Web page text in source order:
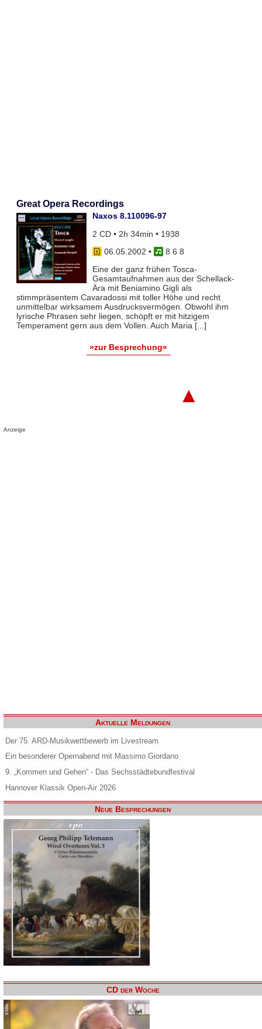
Great Opera Recordings
Naxos 8.110096-97
2 CD • 2h 34min • 1938
06.05.2002 •
8 6 8
Eine der ganz frühen Tosca-
Gesamtaufnahmen aus der Schellack-
Ära mit Beniamino Gigli als
stimmpräsentem Cavaradossi mit toller Höhe und recht
unmittelbar wirksamem Ausdrucksvermögen. Obwohl ihm
lyrische Phrasen sehr liegen, schöpft er mit hitzigem
Temperament gern aus dem Vollen. Auch Maria [...]
»zur Besprechung«
▲
Anzeige
Aktuelle Meldungen
Der 75. ARD-Musikwettbewerb im Livestream
Ein besonderer Opernabend mit Massimo Giordano
9. „Kommen und Gehen“ - Das Sechsstädtebundfestival
Hannover Klassik Open-Air 2026
Neue Besprechungen
CD der Woche